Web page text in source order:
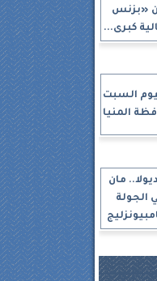
«بزنس
كبرى...
السبت
مان
الجولة